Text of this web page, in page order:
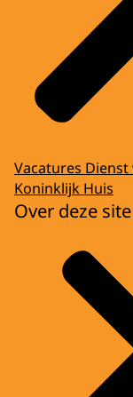
Vacatures Dienst
Koninklijk Huis
Over deze site